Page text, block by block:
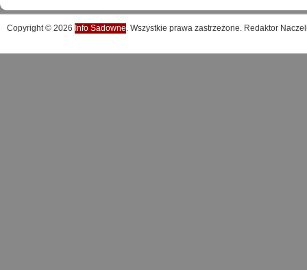
Copyright © 2026 Info Sadowne. Wszystkie prawa zastrzeżone. Redaktor